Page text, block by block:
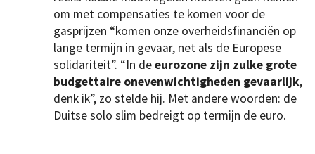
om met compensaties te komen voor de
gasprijzen “komen onze overheidsfinanciën op
lange termijn in gevaar, net als de Europese
solidariteit”. “In deeurozone zijn zulke grote
budgettaire onevenwichtigheden gevaarlijk,
denk ik”, zo stelde hij. Met andere woorden: de
Duitse solo slim bedreigt op termijn de euro.